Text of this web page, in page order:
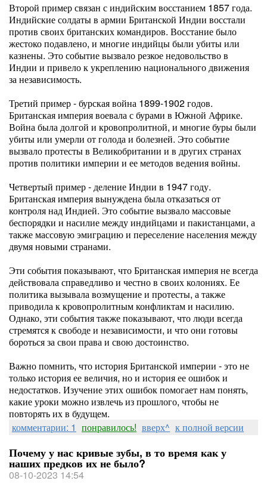
Второй пример связан с индийским восстанием 1857 года.
Индийские солдаты в армии Британской Индии восстали
против своих британских командиров. Восстание было
жестоко подавлено, и многие индийцы были убиты или
казнены. Это событие вызвало резкое недовольство в
Индии и привело к укреплению национального движения
за независимость.
Третий пример - бурская война 1899-1902 годов.
Британская империя воевала с бурами в Южной Африке.
Война была долгой и кровопролитной, и многие буры были
убиты или умерли от голода и болезней. Это событие
вызвало протесты в Великобритании и в других странах
против политики империи и ее методов ведения войны.
Четвертый пример - деление Индии в 1947 году.
Британская империя вынуждена была отказаться от
контроля над Индией. Это событие вызвало массовые
беспорядки и насилие между индийцами и пакистанцами, а
также массовую эмиграцию и переселение населения между
двумя новыми странами.
Эти события показывают, что Британская империя не всегда
действовала справедливо и честно в своих колониях. Ее
политика вызывала возмущение и протесты, а также
приводила к кровопролитным конфликтам и насилию.
Однако, эти события также показывают, что люди всегда
стремятся к свободе и независимости, и что они готовы
бороться за свои права и свою достоинство.
Важно помнить, что история Британской империи - это не
только история ее величия, но и история ее ошибок и
недостатков. Изучение этих ошибок помогает нам понять,
какие уроки можно извлечь из прошлого, чтобы не
повторять их в будущем.
комментарии: 1 понравилось! вверх^ к полной версии
Почему у нас кривые зубы, в то время как у
наших предков их не было?
08-10-2023 14:54